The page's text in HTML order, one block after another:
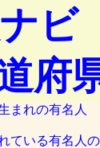
ナ
府
まれの有名人
ている有名人の